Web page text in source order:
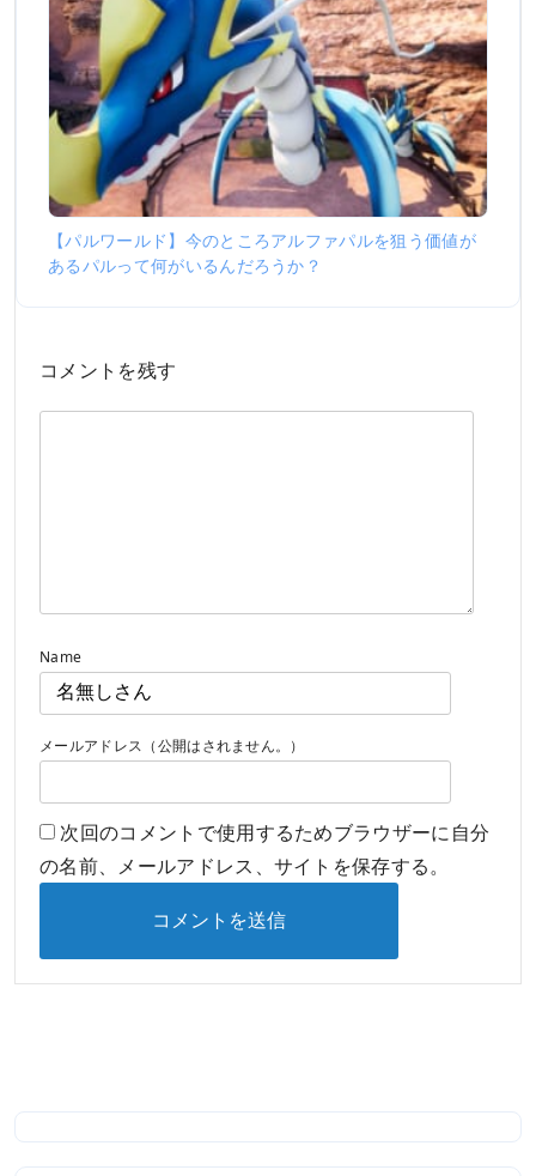
【パルワールド】今のところアルファパルを狙う価値が
あるパルって何がいるんだろうか？
コメントを残す
Name
メールアドレス（公開はされません。）
次回のコメントで使用するためブラウザーに自分
の名前、メールアドレス、サイトを保存する。